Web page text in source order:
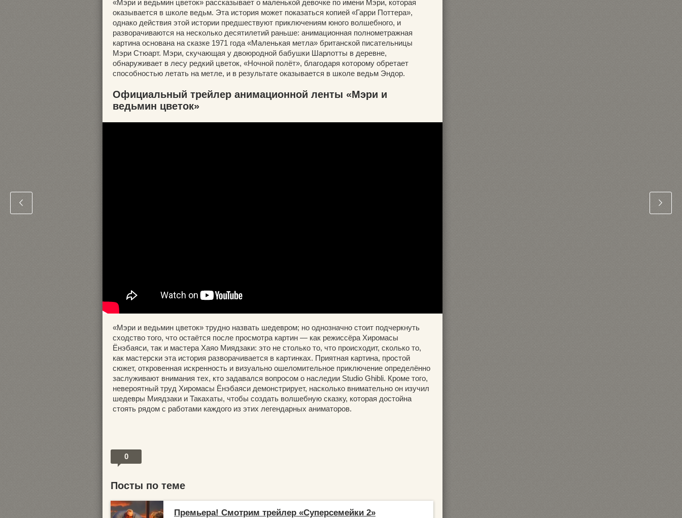
«Мэри и ведьмин цветок» рассказывает о маленькой девочке по имени Мэри, которая
оказывается в школе ведьм. Эта история может показаться копией «Гарри Поттера»,
однако действия этой истории предшествуют приключениям юного волшебного, и
разворачиваются на несколько десятилетий раньше: анимационная полнометражная
картина основана на сказке 1971 года «Маленькая метла» британской писательницы
Мэри Стюарт. Мэри, скучающая у двоюродной бабушки Шарлотты в деревне,
обнаруживает в лесу редкий цветок, «Ночной полёт», благодаря которому обретает
способностью летать на метле, и в результате оказывается в школе ведьм Эндор.
Официальный трейлер анимационной ленты «Мэри и
ведьмин цветок»
«Мэри и ведьмин цветок» трудно назвать шедевром; но однозначно стоит подчеркнуть
сходство того, что остаётся после просмотра картин — как режиссёра Хиромасы
Ёнэбаяси, так и мастера Хаяо Миядзаки: это не столько то, что происходит, сколько то,
как мастерски эта история разворачивается в картинках. Приятная картина, простой
сюжет, откровенная искренность и визуально ошеломительное приключение определённо
заслуживают внимания тех, кто задавался вопросом о наследии Studio Ghibli. Кроме того,
невероятный труд Хиромасы Ёнэбаяси демонстрирует, насколько внимательно он изучил
шедевры Миядзаки и Такахаты, чтобы создать волшебную сказку, которая достойна
стоять рядом с работами каждого из этих легендарных аниматоров.
0
Посты по теме
Премьера! Смотрим трейлер «Суперсемейки 2»